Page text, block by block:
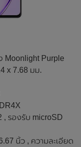
Moonlight Purple
x 7.68 มม.
, รองรับ microSD
นิ้ว , ความละเอียด